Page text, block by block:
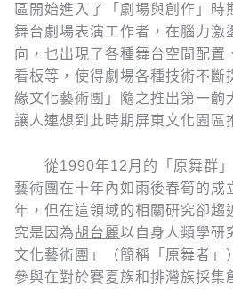
區開始進入了「劇場與創作」時
舞台劇場表演工作者，在腦力激
向，也出現了各種舞台空間配置
看板等，使得劇場各種技術不斷
緣文化藝術團」隨之推出第一齣
讓人連想到此時期屏東文化園區
從1990年12月的「原舞群」
藝術團在十年內如雨後春筍的成
年，但在這領域的相關研究卻趨
究是因為胡台麗以自身人類學研
文化藝術團」（簡稱「原舞者」
參與在對於賽夏族和排灣族採集